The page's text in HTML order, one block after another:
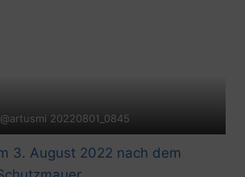
@artusmi 20220801_0845